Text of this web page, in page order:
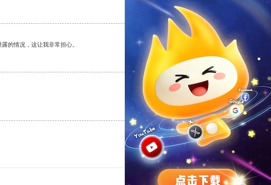
支持
的情况，这让我非常担心。
反对 [0]
支持[0] 反对[0]